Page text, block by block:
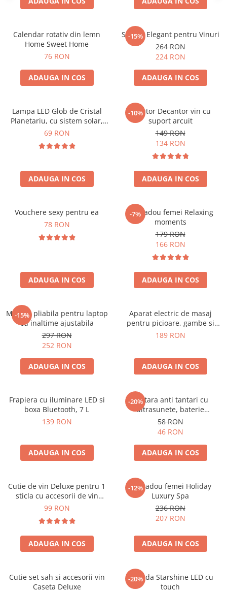
Calendar rotativ din lemn
Home Sweet Home
76 RON
ADAUGA IN COS
-15%
Suport Elegant pentru Vinuri
264 RON
224 RON
ADAUGA IN COS
Lampa LED Glob de Cristal
Planetariu, cu sistem solar,
cadou captivant
69 RON
ADAUGA IN COS
-10%
Aerator Decantor vin cu
suport arcuit
149 RON
134 RON
ADAUGA IN COS
Vouchere sexy pentru ea
78 RON
ADAUGA IN COS
-7%
Set cadou femei Relaxing
moments
179 RON
166 RON
ADAUGA IN COS
-15%
Masuta pliabila pentru laptop
cu inaltime ajustabila
297 RON
252 RON
ADAUGA IN COS
Aparat electric de masaj
pentru picioare, gambe si
brate
189 RON
ADAUGA IN COS
Frapiera cu iluminare LED si
boxa Bluetooth, 7 L
139 RON
ADAUGA IN COS
-20%
Bratara anti tantari cu
ultrasunete, baterie
reincarcabila 90mAh
58 RON
46 RON
ADAUGA IN COS
Cutie de vin Deluxe pentru 1
sticla cu accesorii de vin
incluse piele ecologica de
99 RON
ADAUGA IN COS
-12%
Set cadou femei Holiday
Luxury Spa
236 RON
207 RON
ADAUGA IN COS
Cutie set sah si accesorii vin
Caseta Deluxe
-20%
Oglinda Starshine LED cu
touch